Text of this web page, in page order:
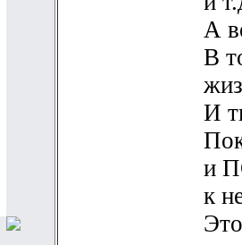
А
В
И
и
к